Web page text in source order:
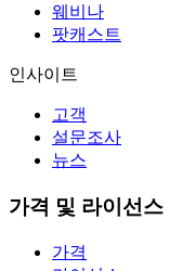
웨비나
팟캐스트
인사이트
고객
설문조사
뉴스
가격 및 라이선스
가격